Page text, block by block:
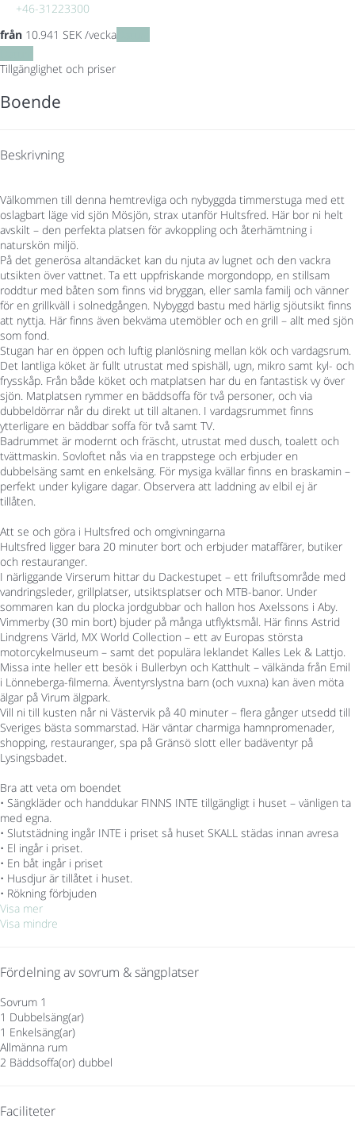
+46-31223300
från 10.941 SEK /vecka
Tillgänglighet och priser
Boende
Beskrivning
Välkommen till denna hemtrevliga och nybyggda timmerstuga med ett
oslagbart läge vid sjön Mösjön, strax utanför Hultsfred. Här bor ni helt
avskilt – den perfekta platsen för avkoppling och återhämtning i
naturskön miljö.
På det generösa altandäcket kan du njuta av lugnet och den vackra
utsikten över vattnet. Ta ett uppfriskande morgondopp, en stillsam
roddtur med båten som finns vid bryggan, eller samla familj och vänner
för en grillkväll i solnedgången. Nybyggd bastu med härlig sjöutsikt finns
att nyttja. Här finns även bekväma utemöbler och en grill – allt med sjön
som fond.
Stugan har en öppen och luftig planlösning mellan kök och vardagsrum.
Det lantliga köket är fullt utrustat med spishäll, ugn, mikro samt kyl- och
frysskåp. Från både köket och matplatsen har du en fantastisk vy över
sjön. Matplatsen rymmer en bäddsoffa för två personer, och via
dubbeldörrar når du direkt ut till altanen. I vardagsrummet finns
ytterligare en bäddbar soffa för två samt TV.
Badrummet är modernt och fräscht, utrustat med dusch, toalett och
tvättmaskin. Sovloftet nås via en trappstege och erbjuder en
dubbelsäng samt en enkelsäng. För mysiga kvällar finns en braskamin –
perfekt under kyligare dagar. Observera att laddning av elbil ej är
tillåten.
Att se och göra i Hultsfred och omgivningarna
Hultsfred ligger bara 20 minuter bort och erbjuder mataffärer, butiker
och restauranger.
I närliggande Virserum hittar du Dackestupet – ett friluftsområde med
vandringsleder, grillplatser, utsiktsplatser och MTB-banor. Under
sommaren kan du plocka jordgubbar och hallon hos Axelssons i Aby.
Vimmerby (30 min bort) bjuder på många utflyktsmål. Här finns Astrid
Lindgrens Värld, MX World Collection – ett av Europas största
motorcykelmuseum – samt det populära leklandet Kalles Lek & Lattjo.
Missa inte heller ett besök i Bullerbyn och Katthult – välkända från Emil
i Lönneberga-filmerna. Äventyrslystna barn (och vuxna) kan även möta
älgar på Virum älgpark.
Vill ni till kusten når ni Västervik på 40 minuter – flera gånger utsedd till
Sveriges bästa sommarstad. Här väntar charmiga hamnpromenader,
shopping, restauranger, spa på Gränsö slott eller badäventyr på
Lysingsbadet.
Bra att veta om boendet
• Sängkläder och handdukar FINNS INTE tillgängligt i huset – vänligen ta
med egna.
• Slutstädning ingår INTE i priset så huset SKALL städas innan avresa
• El ingår i priset.
• En båt ingår i priset
• Husdjur är tillåtet i huset.
• Rökning förbjuden
Visa mer
Visa mindre
Fördelning av sovrum & sängplatser
Sovrum 1
1 Dubbelsäng(ar)
1 Enkelsäng(ar)
Allmänna rum
2 Bäddsoffa(or) dubbel
Faciliteter